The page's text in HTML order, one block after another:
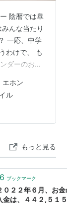
陰暦では皐
んな当たり
一応、中学
わけで、 も
ダーのお知
、 お店をク
間は予告な
問い合わせ
けして申し
ホン
ル
もっと見る
ブックマーク
０２２年６月、お
金は、４４２,５１